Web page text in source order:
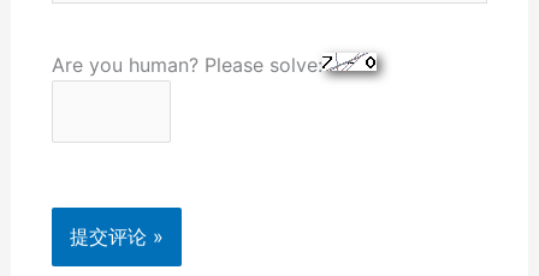
Are you human? Please solve: